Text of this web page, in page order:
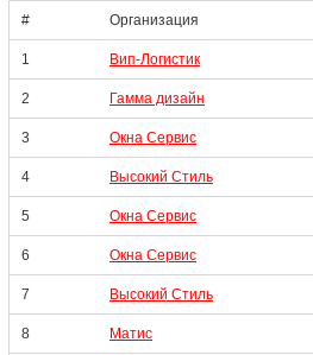
# Организация
1 Вип-Логистик
2 Гамма дизайн
3 Окна Сервис
4 Высокий Стиль
5 Окна Сервис
6 Окна Сервис
7 Высокий Стиль
8 Матис